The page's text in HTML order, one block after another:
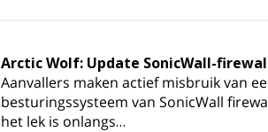
Arctic Wolf: Update SonicWall-
Aanvallers maken actief misbruik van
besturingssysteem van SonicWall
het lek is onlangs…